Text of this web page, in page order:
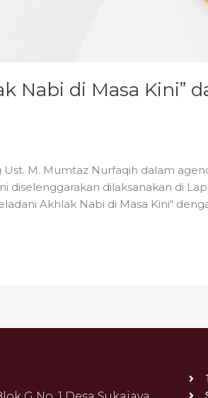
Nabi di Masa Kini”
Ust. M. Mumtaz Nurfaqih dalam
diselenggarakan dilaksanakan di
Akhlak Nabi di Masa Kini“